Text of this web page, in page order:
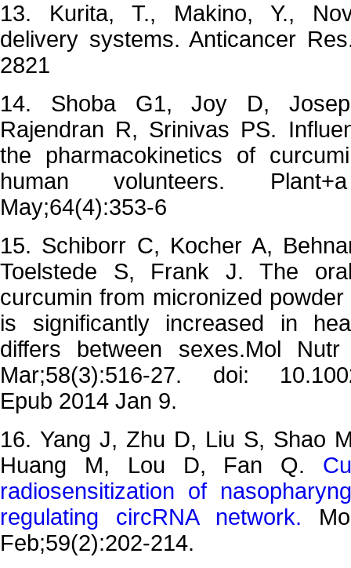
13. Kurita, T., Makino, Y.,
delivery systems. Anticancer
2821
14. Shoba G1, Joy D,
Rajendran R, Srinivas PS.
the pharmacokinetics of
human volunteers.
May;64(4):353-6
15. Schiborr C, Kocher A,
Toelstede S, Frank J. The
curcumin from micronized
is significantly increased in
differs between sexes.Mol
Mar;58(3):516-27. doi:
Epub 2014 Jan 9.
16. Yang J, Zhu D, Liu S, Shao
Huang M, Lou D, Fan Q.
radiosensitization of
regulating circRNA network.
Feb;59(2):202-214.